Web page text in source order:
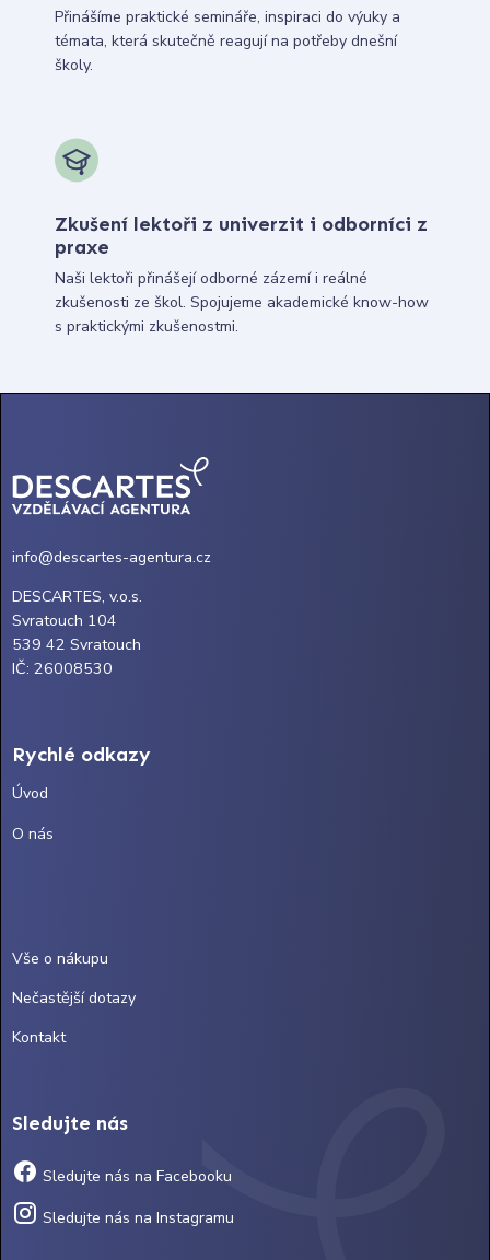
Přinášíme praktické semináře, inspiraci do výuky a
témata, která skutečně reagují na potřeby dnešní
školy.
Zkušení lektoři z univerzit i odborníci z
praxe
Naši lektoři přinášejí odborné zázemí i reálné
zkušenosti ze škol. Spojujeme akademické know-how
s praktickými zkušenostmi.
info@descartes-agentura.cz
DESCARTES, v.o.s.
Svratouch 104
539 42 Svratouch
IČ: 26008530
Rychlé odkazy
Úvod
O nás
Vše o nákupu
Nečastější dotazy
Kontakt
Sledujte nás
Sledujte nás na Facebooku
Sledujte nás na Instagramu